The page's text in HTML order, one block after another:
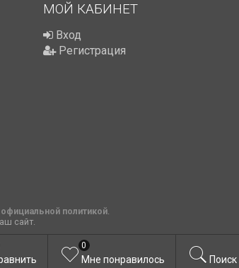
МОЙ КАБИНЕТ
Вход
Регистрация
официальной политикой.
сайт.
Мне понравилось
0
Поиск